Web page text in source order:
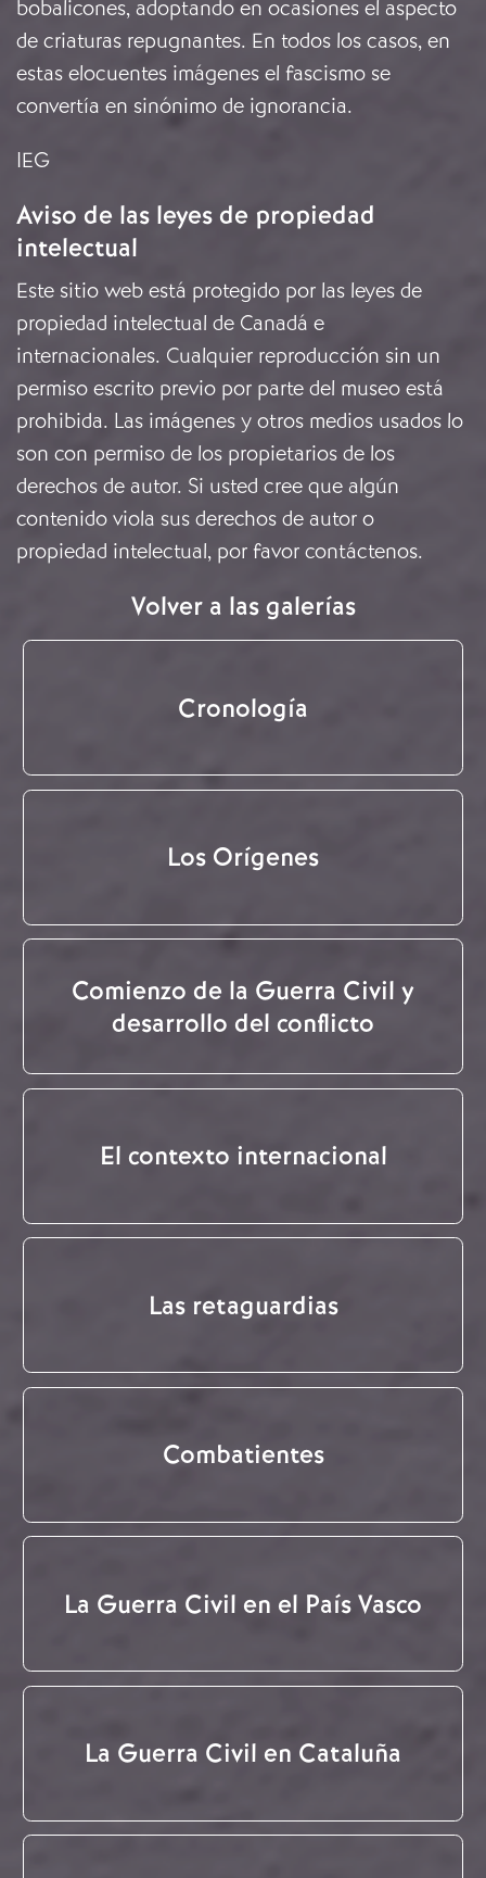
bobalicones, adoptando en ocasiones el aspecto
de criaturas repugnantes. En todos los casos, en
estas elocuentes imágenes el fascismo se
convertía en sinónimo de ignorancia.
IEG
Aviso de las leyes de propiedad
intelectual
Este sitio web está protegido por las leyes de
propiedad intelectual de Canadá e
internacionales. Cualquier reproducción sin un
permiso escrito previo por parte del museo está
prohibida. Las imágenes y otros medios usados lo
son con permiso de los propietarios de los
derechos de autor. Si usted cree que algún
contenido viola sus derechos de autor o
propiedad intelectual, por favor contáctenos.
Volver a las galerías
Cronología
Los Orígenes
Comienzo de la Guerra Civil y
desarrollo del conflicto
El contexto internacional
Las retaguardias
Combatientes
La Guerra Civil en el País Vasco
La Guerra Civil en Cataluña